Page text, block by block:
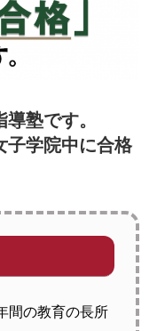
塾です。
子学院中に合格
間の教育の長所